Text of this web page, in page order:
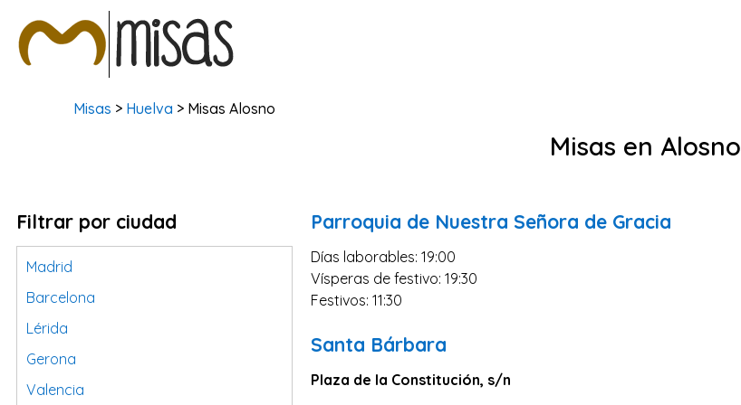
Misas > Huelva > Misas Alosno
Misas en Alosno
Filtrar por ciudad
Madrid
Barcelona
Lérida
Gerona
Valencia
Parroquia de Nuestra Señora de Gracia
Días laborables: 19:00
Vísperas de festivo: 19:30
Festivos: 11:30
Santa Bárbara
Plaza de la Constitución, s/n